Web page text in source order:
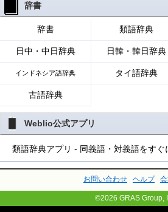
辞書
辞書 類語辞典
日中・中日辞典 日韓・韓日辞典
インドネシア語辞典 タイ語辞典
古語辞典
Weblio公式アプリ
類語辞典アプリ - 同義語・対義語をす
お問い合わせ ヘルプ
©2026 GRAS Group,